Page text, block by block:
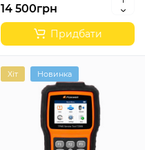
14 500грн
Придбати
Хіт Новинка